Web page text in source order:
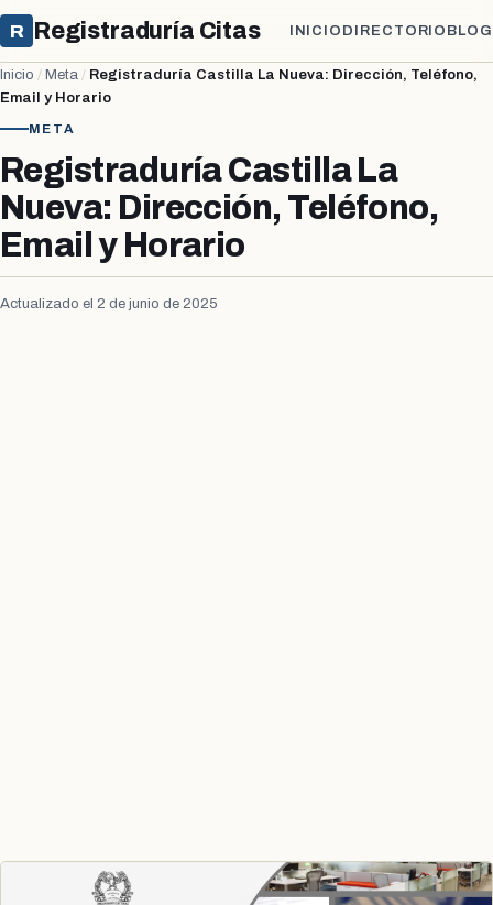
R Registraduría Citas INICIO DIRECTORIO BLOG
Inicio / Meta / Registraduría Castilla La Nueva: Dirección, Teléfono,
Email y Horario
META
Registraduría Castilla La
Nueva: Dirección, Teléfono,
Email y Horario
Actualizado el 2 de junio de 2025